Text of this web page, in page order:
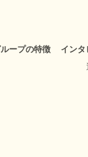
ープの特徴 インタ